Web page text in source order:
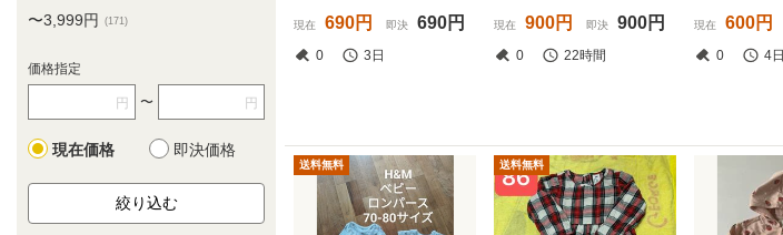
〜3,999円 (171)
価格指定
円 〜 円
現在価格 即決価格
現在 690円 即決 690円
0 3日
現在 900円 即決 900円
0 22時間
現在 600円
0 4日
送料無料 送料無料